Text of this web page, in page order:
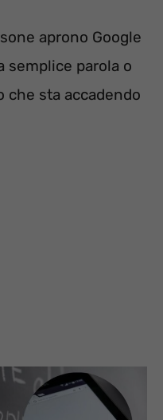
aprono Google
semplice parola o
che sta accadendo